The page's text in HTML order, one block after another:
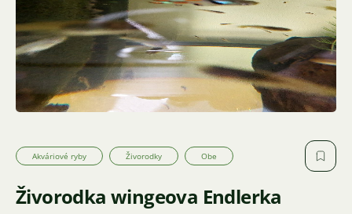
Akváriové ryby Živorodky Obe
Živorodka wingeova Endlerka